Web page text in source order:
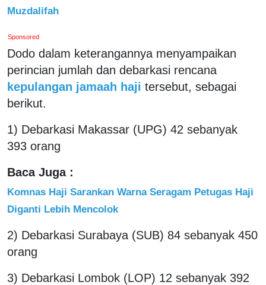
Muzdalifah
Sponsored
Dodo dalam keterangannya menyampaikan
perincian jumlah dan debarkasi rencana
kepulangan jamaah haji tersebut, sebagai
berikut.
1) Debarkasi Makassar (UPG) 42 sebanyak
393 orang
Baca Juga :
Komnas Haji Sarankan Warna Seragam Petugas Haji
Diganti Lebih Mencolok
2) Debarkasi Surabaya (SUB) 84 sebanyak 450
orang
3) Debarkasi Lombok (LOP) 12 sebanyak 392